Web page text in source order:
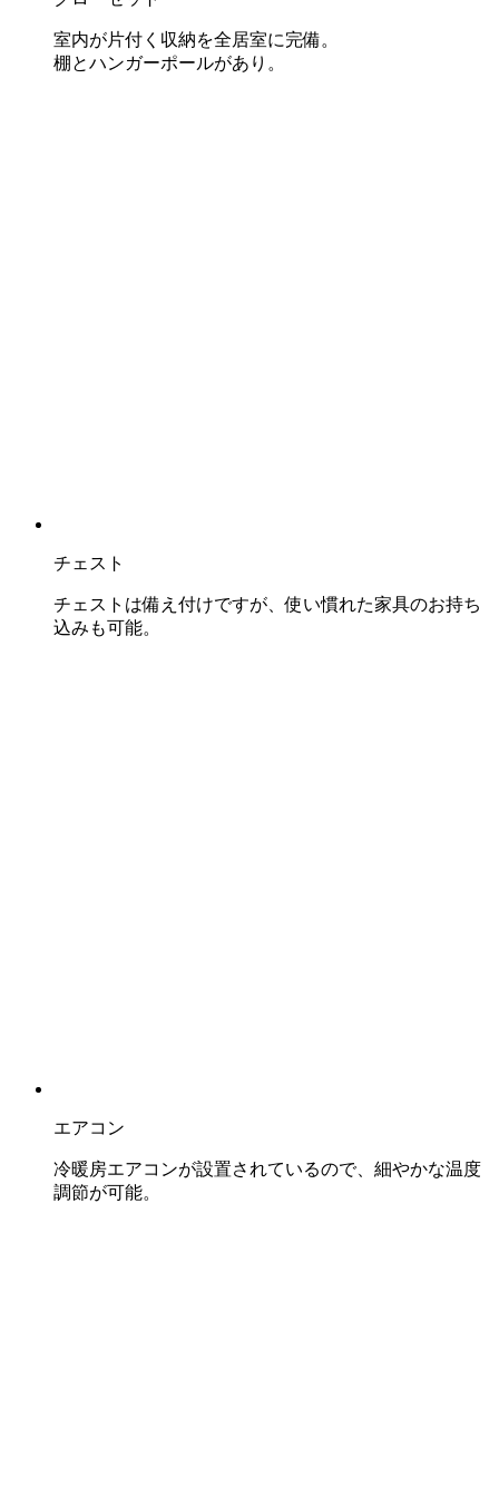
室内が片付く収納を全居室に完備。
棚とハンガーポールがあり。
チェスト
チェストは備え付けですが、使い慣れた家具のお持ち
込みも可能。
エアコン
冷暖房エアコンが設置されているので、細やかな温度
調節が可能。